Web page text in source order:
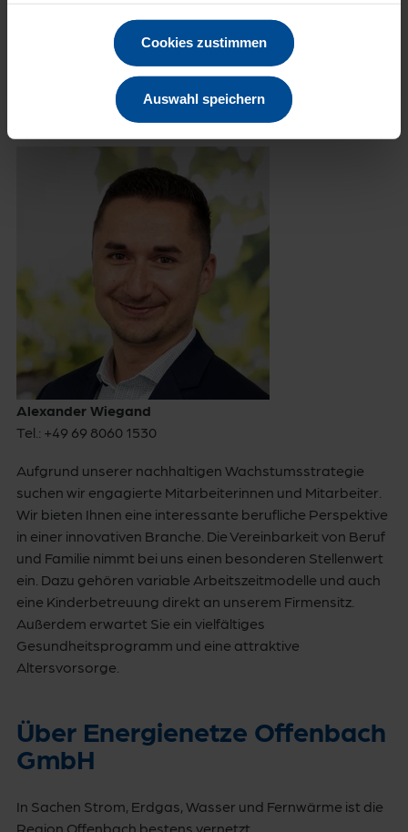
Cookies zustimmen
Auswahl speichern
Jetzt bewerben
Sie haben Fragen zur Bewerbung?
Alexander Wiegand
Tel.: +49 69 8060 1530
Aufgrund unserer nachhaltigen Wachstumsstrategie
suchen wir engagierte Mitarbeiterinnen und Mitarbeiter.
Wir bieten Ihnen eine interessante berufliche Perspektive
in einer innovativen Branche. Die Vereinbarkeit von Beruf
und Familie nimmt bei uns einen besonderen Stellenwert
ein. Dazu gehören variable Arbeitszeitmodelle und auch
eine Kinderbetreuung direkt an unserem Firmensitz.
Außerdem erwartet Sie ein vielfältiges
Gesundheitsprogramm und eine attraktive
Altersvorsorge.
Über Energienetze Offenbach
GmbH
In Sachen Strom, Erdgas, Wasser und Fernwärme ist die
Region Offenbach bestens vernetzt.